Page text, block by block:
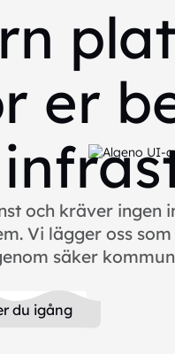
er
och kräver ingen
Vi lägger oss
säker
du igång